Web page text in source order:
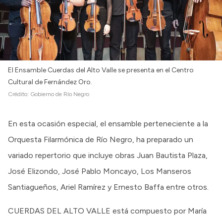
El Ensamble Cuerdas del Alto Valle se presenta en el Centro
Cultural de Fernández Oro.
Crédito: Gobierno de Río Negro
En esta ocasión especial, el ensamble perteneciente a la
Orquesta Filarmónica de Río Negro, ha preparado un
variado repertorio que incluye obras Juan Bautista Plaza,
José Elizondo, José Pablo Moncayo, Los Manseros
Santiagueños, Ariel Ramírez y Ernesto Baffa entre otros.
CUERDAS DEL ALTO VALLE está compuesto por María